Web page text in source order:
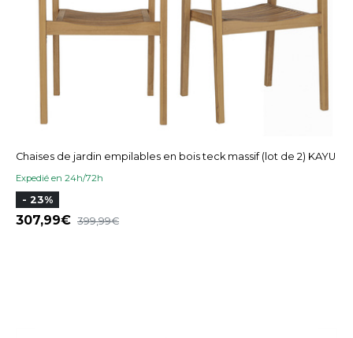
Chaises de jardin empilables en bois teck massif (lot de 2) KAYU
Expedié en 24h/72h
- 23%
307,99 399,99